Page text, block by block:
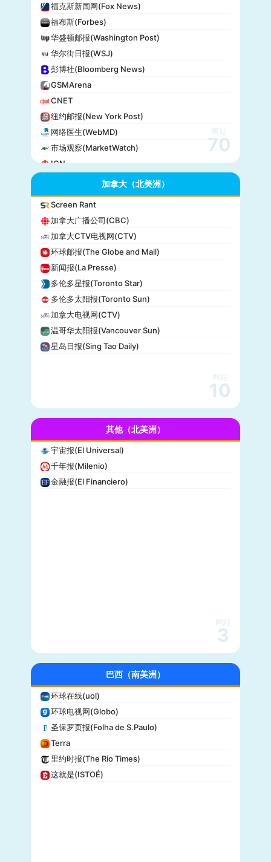
福克斯新闻网(Fox News)
福布斯(Forbes)
华盛顿邮报(Washington Post)
华尔街日报(WSJ)
彭博社(Bloomberg News)
GSMArena
CNET
纽约邮报(New York Post)
网络医生(WebMD)
市场观察(MarketWatch)
IGN
今日美国(USA Today)
BuzzFeed
全国公共广播电台(NPR)
美国广播公司(ABC)
美国新闻与世界报道(U.S. News)
CBS Sports
全国广播公司(NBC)
The Verge
PCMag
休斯顿纪事报(Houston Chronicle)
赫芬顿邮报(Huffpost)
布赖特巴特新闻网(Breitbart News)
美联社(AP)
洛杉矶时报(Los Angeles Times)
Insider
Vice
商业内幕(Business Insider)
iHeartRadio
纽约客(New Yorker)
娱乐周刊(Entertainment Weekly)
芝加哥论坛报(Chicago Tribune)
财富(Fortune)
纽约每日新闻(New York Daily News)
网站
70
加拿大（北美洲）
Screen Rant
加拿大广播公司(CBC)
加拿大CTV电视网(CTV)
环球邮报(The Globe and Mail)
新闻报(La Presse)
多伦多星报(Toronto Star)
多伦多太阳报(Toronto Sun)
加拿大电视网(CTV)
温哥华太阳报(Vancouver Sun)
星岛日报(Sing Tao Daily)
网站
10
其他（北美洲）
宇宙报(El Universal)
千年报(Milenio)
金融报(El Financiero)
网站
3
巴西（南美洲）
环球在线(uol)
环球电视网(Globo)
圣保罗页报(Folha de S.Paulo)
Terra
里约时报(The Rio Times)
这就是(ISTOÉ)